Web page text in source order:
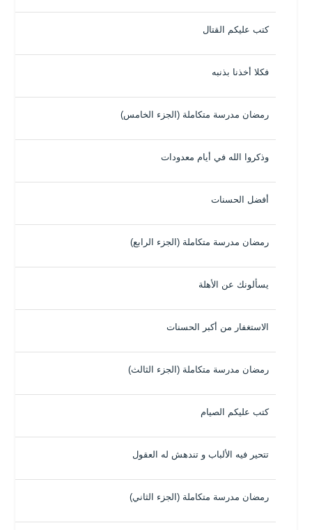
كتب عليكم القتال
فكلا أخذنا بذنبه
رمضان مدرسة متكاملة (الجزء الخامس)
وذكروا الله في أيام معدودات
أفضل الحسنات
رمضان مدرسة متكاملة (الجزء الرابع)
يسألونك عن الأهلة
الاستغفار من أكبر الحسنات
رمضان مدرسة متكاملة (الجزء الثالث)
كتب عليكم الصيام
تتحير فيه الألباب و تندهش له العقول
رمضان مدرسة متكاملة (الجزء الثاني)